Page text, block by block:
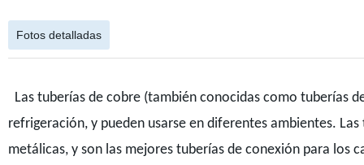
Fotos detalladas
Las tuberías de cobre (también conocidas como tuberías
refrigeración, y pueden usarse en diferentes ambientes.
metálicas, y son las mejores tuberías de conexión para los